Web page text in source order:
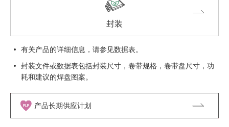
封装
有关产品的详细信息，请参见数据表。
封装文件或数据表包括封装尺寸，卷带规格，卷带盘尺寸，功
耗和建议的焊盘图案。
产品长期供应计划